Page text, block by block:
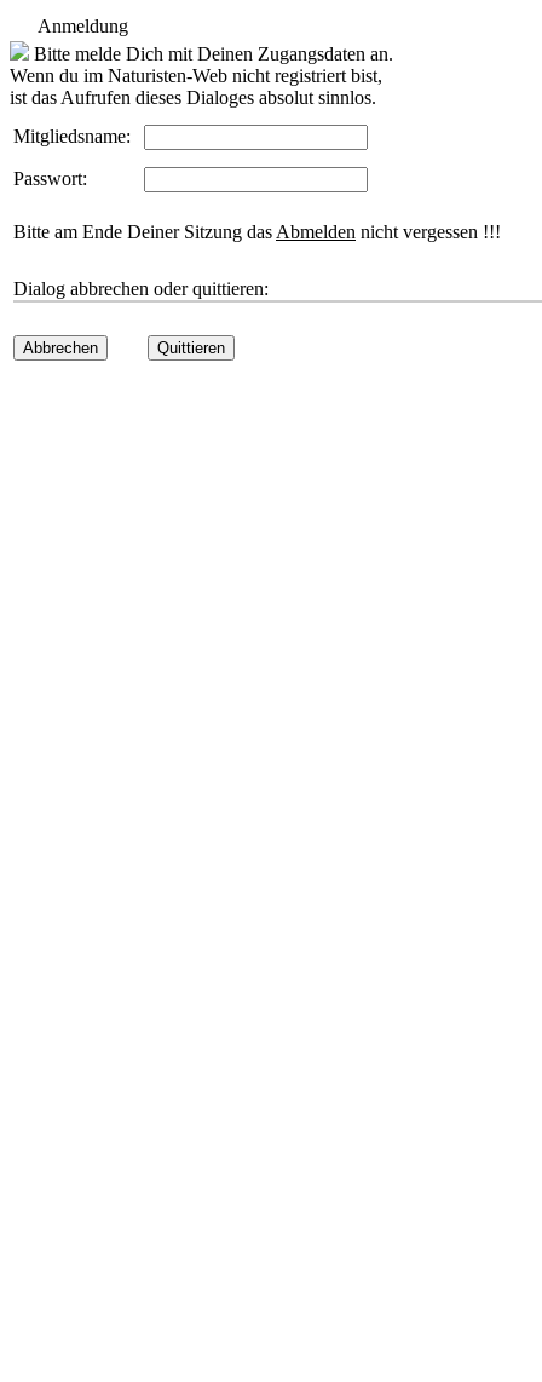
Anmeldung
Bitte melde Dich mit Deinen Zugangsdaten an.
Wenn du im Naturisten-Web nicht registriert bist,
ist das Aufrufen dieses Dialoges absolut sinnlos.
Mitgliedsname:
Passwort:
Bitte am Ende Deiner Sitzung das Abmelden nicht vergessen !!!
Dialog abbrechen oder quittieren:
Abbrechen Quittieren